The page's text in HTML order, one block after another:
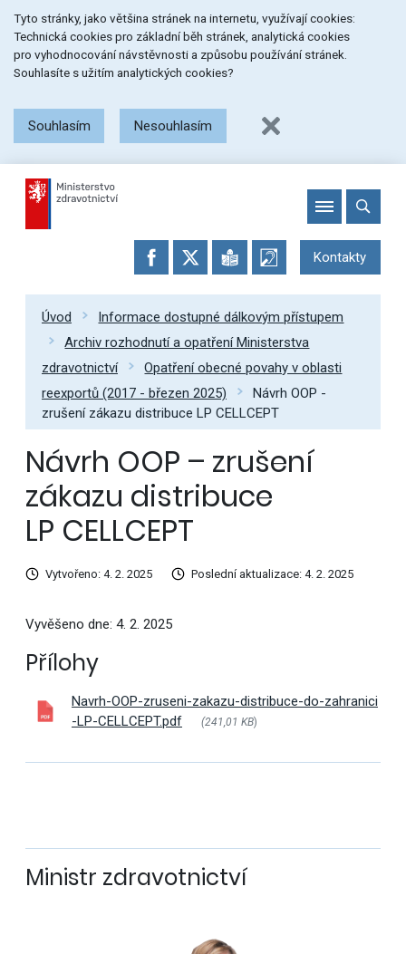
na
menu
na
obsah
na
patičku
stránky
Tyto stránky, jako většina stránek na internetu, využívají cookies:
Technická cookies pro základní běh stránek, analytická cookies
pro vyhodnocování návstěvnosti a způsobu používání stránek.
Souhlasíte s užitím analytických cookies?
Souhlasím Nesouhlasím
Kontakty
Úvod
Informace dostupné dálkovým přístupem
Archiv rozhodnutí a opatření Ministerstva
zdravotnictví
Opatření obecné povahy v oblasti
reexportů (2017 - březen 2025)
Návrh OOP -
zrušení zákazu distribuce LP CELLCEPT
Návrh OOP – zrušení
zákazu distribuce
LP CELLCEPT
Vytvořeno: 4. 2. 2025 Poslední aktualizace: 4. 2. 2025
Vyvěšeno dne: 4. 2. 2025
Přílohy
Navrh-OOP-zruseni-zakazu-distribuce-do-zahranici
-LP-CELLCEPT.pdf
(241,01 KB)
Ministr zdravotnictví